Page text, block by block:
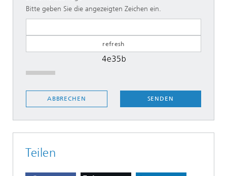
Bitte geben Sie die angezeigten Zeichen ein.
SENDEN
ABBRECHEN
Teilen